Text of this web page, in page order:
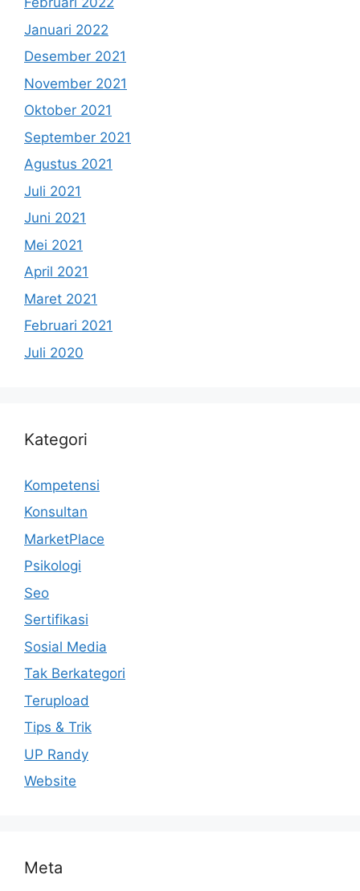
Januari 2022
Desember 2021
November 2021
Oktober 2021
September 2021
Agustus 2021
Juli 2021
Juni 2021
Mei 2021
April 2021
Maret 2021
Februari 2021
Juli 2020
Kategori
Kompetensi
Konsultan
MarketPlace
Psikologi
Seo
Sertifikasi
Sosial Media
Tak Berkategori
Terupload
Tips & Trik
UP Randy
Website
Meta